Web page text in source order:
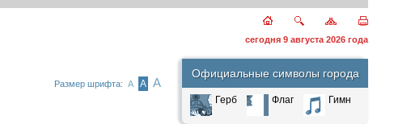
сегодня 9 августа 2026 года
Размер шрифта: А А А
Официальные символы города
Герб Флаг Гимн